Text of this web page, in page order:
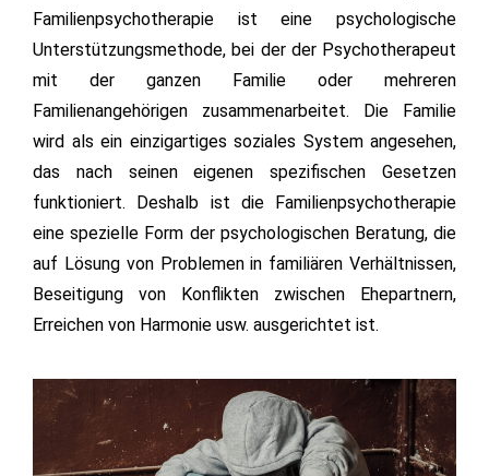
Familienpsychotherapie ist eine psychologische
Unterstützungsmethode, bei der der Psychotherapeut
mit der ganzen Familie oder mehreren
Familienangehörigen zusammenarbeitet. Die Familie
wird als ein einzigartiges soziales System angesehen,
das nach seinen eigenen spezifischen Gesetzen
funktioniert. Deshalb ist die Familienpsychotherapie
eine spezielle Form der psychologischen Beratung, die
auf Lösung von Problemen in familiären Verhältnissen,
Beseitigung von Konflikten zwischen Ehepartnern,
Erreichen von Harmonie usw. ausgerichtet ist.